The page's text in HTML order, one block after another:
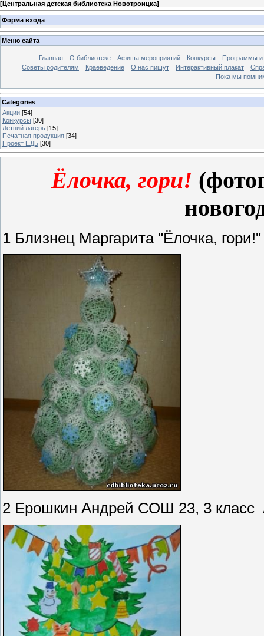
[Центральная детская библиотека Новотроицка]
Форма входа
Меню сайта
Главная О библиотеке Афиша мероприятий Конкурсы
Программы и
Советы родителям
Краеведение О нас пишут Интерактивный плакат
Пока мы
Categories
Акции [54]
Конкурсы [30]
Летний лагерь [15]
Печатная продукция [34]
Проект ЦДБ [30]
Ёлочка, гори!
1 Близнец Маргарита "Ёлочка, гори!"
2 Ерошкин Андрей СОШ 23, 3 класс